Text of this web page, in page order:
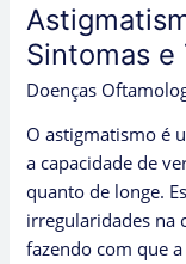
Sintomas
Doenças
O astigmatismo é
a capacidade de
quanto de longe.
irregularidades na
fazendo com que
Astigmatismo:
Entenda
as
Causas,
Sintomas
e
Tratamentos